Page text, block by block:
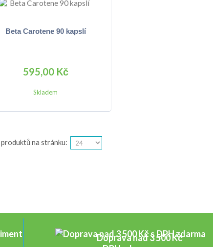
Beta Carotene 90 kapslí
595,00 Kč
Skladem
produktů na stránku:
Doprava nad 3 500 Kč